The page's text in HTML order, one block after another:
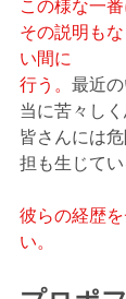
この様な一
その説明も
い間に
行う。 最近
当に苦々しく
皆さんには
担も生じてい
彼らの経歴
い。